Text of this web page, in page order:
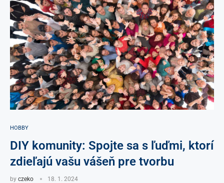
HOBBY
DIY komunity: Spojte sa s ľuďmi, ktorí
zdieľajú vašu vášeň pre tvorbu
by czeko 18. 1. 2024